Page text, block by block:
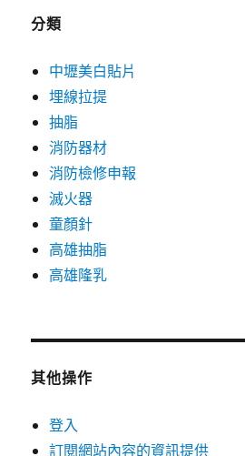
分類
中壢美白貼片
埋線拉提
抽脂
消防器材
消防檢修申報
滅火器
童顏針
高雄抽脂
高雄隆乳
其他操作
登入
訂閱網站內容的資訊提供